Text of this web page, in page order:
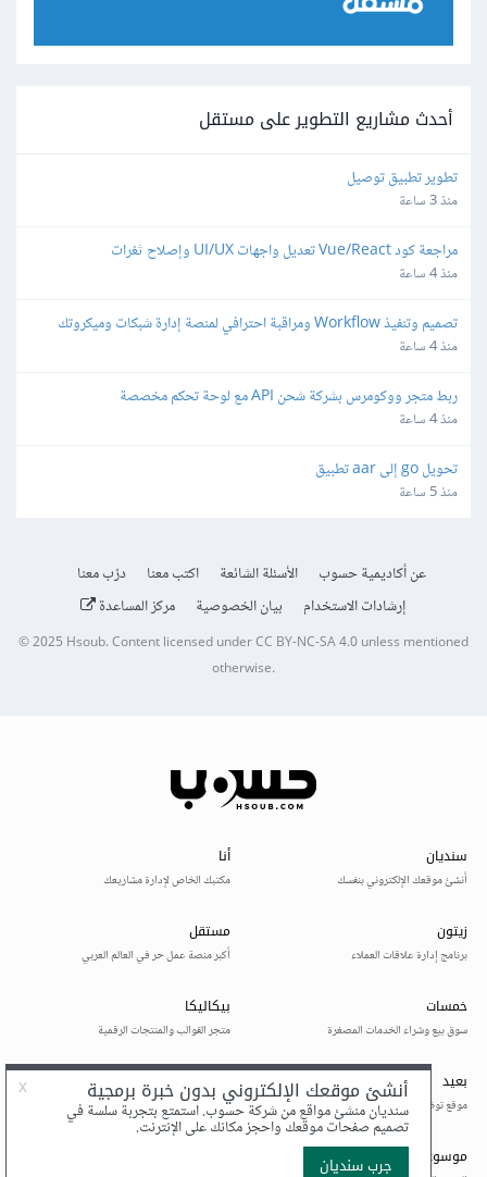
أحدث مشاريع التطوير على مستقل
تطوير تطبيق توصيل
منذ 3 ساعة
مراجعة كود Vue/React تعديل واجهات UI/UX وإصلاح ثغرات
منذ 4 ساعة
مبنية على Laravel/Radius
منذ 4 ساعة
ربط متجر ووكومرس بشركة شحن API مع لوحة تحكم مخصصة
منذ 4 ساعة
تحويل go إلى aar تطبيق
منذ 5 ساعة
عن أكاديمية حسوب الأسئلة الشائعة اكتب معنا
درّب معنا
إرشادات الاستخدام
بيان الخصوصية مركز المساعدة
© 2025 Hsoub.Content licensed underCC BY-NC-SA 4.0unless mentioned
otherwise.